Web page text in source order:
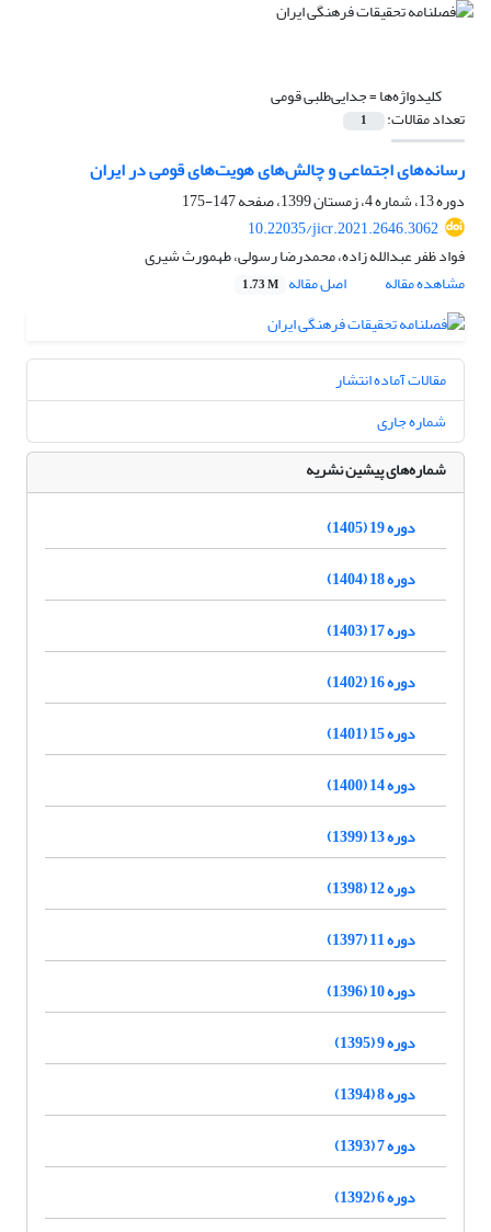
کلیدواژه‌ها =جدایی‌طلبی قومی
تعداد مقالات: 1
رسانه‌های اجتماعی و چالش‌های هویت‌های قومی در ایران
دوره 13، شماره 4، زمستان 1399، صفحه
147-175
10.22035/jicr.2021.2646.3062
فواد ظفر عبدالله زاده، محمدرضا رسولی، طهمورث شیری
مشاهده مقاله
اصل مقاله 1.73 M
مقالات آماده انتشار
شماره جاری
شماره‌های پیشین نشریه
دوره 19 (1405)
دوره 18 (1404)
دوره 17 (1403)
دوره 16 (1402)
دوره 15 (1401)
دوره 14 (1400)
دوره 13 (1399)
دوره 12 (1398)
دوره 11 (1397)
دوره 10 (1396)
دوره 9 (1395)
دوره 8 (1394)
دوره 7 (1393)
دوره 6 (1392)